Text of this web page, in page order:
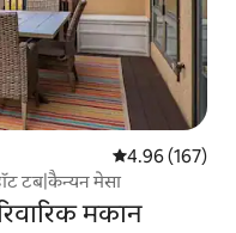
औसत रेटिंग 5 में से
4.96 (167)
टब|कैन्यन मेसा
मकान